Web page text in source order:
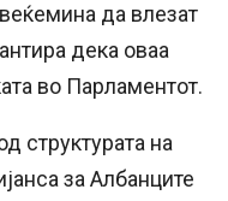
да влезат
дека оваа
во Парламентот.
структурата на
за Албанците